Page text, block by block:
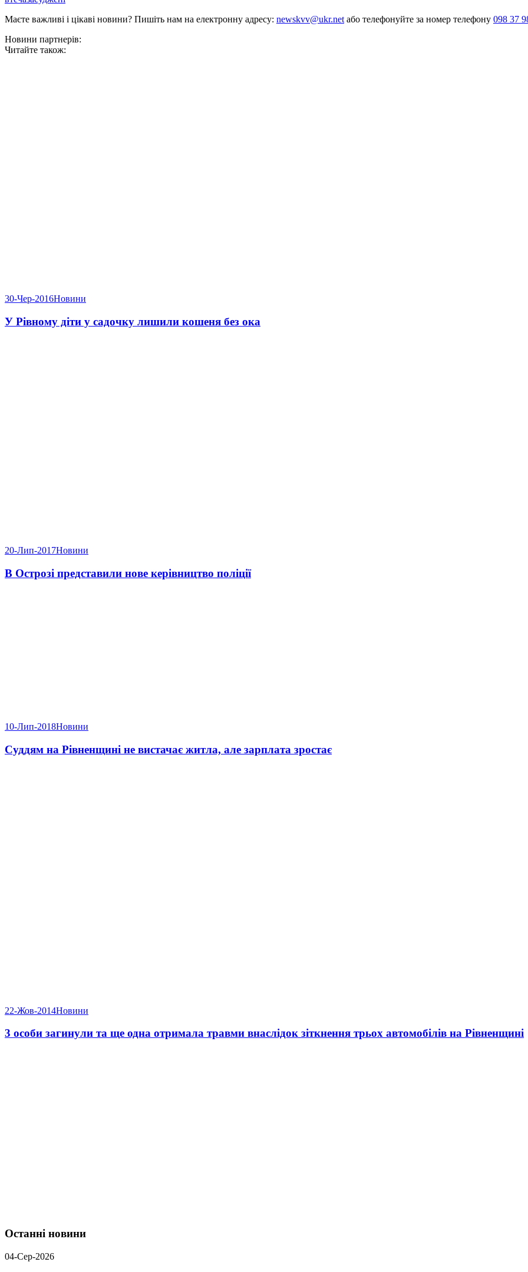
Маєте важливі і цікаві новини? Пишіть нам на електронну адресу: newskvv@ukr.netабо телефонуйте за номер телефону 098 37
Новини партнерів:
Читайте також:
30-Чер-2016Новини
У Рівному діти у садочку лишили кошеня без ока
20-Лип-2017Новини
В Острозі представили нове керівництво поліції
10-Лип-2018Новини
Суддям на Рівненщині не вистачає житла, але зарплата зростає
22-Жов-2014Новини
3 особи загинули та ще одна отримала травми внаслідок зіткнення трьох автомобілів на Рівненщині
Останні новини
04-Сер-2026